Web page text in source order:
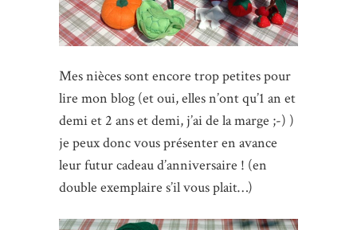
Mes nièces sont encore trop petites pour
lire mon blog (et oui, elles n’ont qu’1 an et
demi et 2 ans et demi, j’ai de la marge ;-) )
je peux donc vous présenter en avance
leur futur cadeau d’anniversaire ! (en
double exemplaire s’il vous plait…)